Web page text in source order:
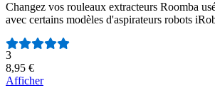
Changez vos rouleaux extracteurs Roomba
avec certains modèles d'aspirateurs robots
Nombre d'avis :
3
8,95 €
Afficher